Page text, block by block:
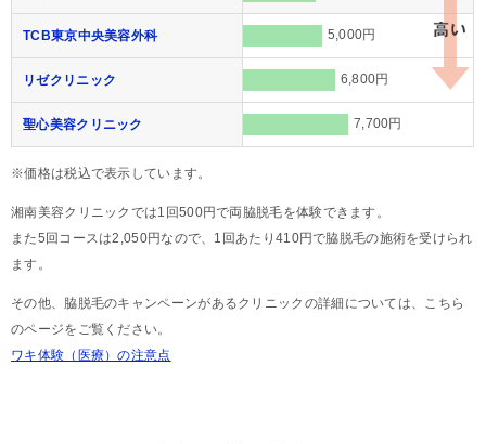
TCB東京中央美容外科 5,000円
リゼクリニック 6,800円
聖心美容クリニック 7,700円
※価格は税込で表示しています。
湘南美容クリニックでは1回500円で両脇脱毛を体験できます。
また5回コースは2,050円なので、1回あたり410円で脇脱毛の施術を受けられ
ます。
その他、脇脱毛のキャンペーンがあるクリニックの詳細については、こちら
のページをご覧ください。
ワキ体験（医療）の注意点